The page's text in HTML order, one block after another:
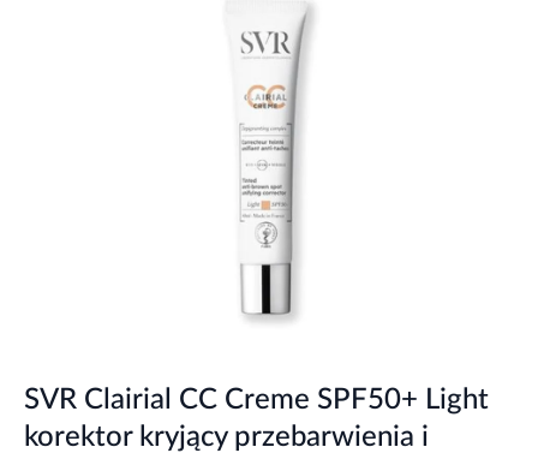
SVR Clairial CC Creme SPF50+ Light
korektor kryjący przebarwienia i